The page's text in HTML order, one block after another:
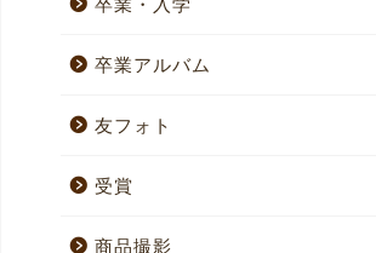
卒業アルバム
友フォト
受賞
商品撮影